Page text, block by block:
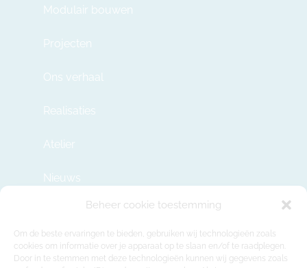
Beheer cookie toestemming
Om de beste ervaringen te bieden, gebruiken wij technologieën zoals
cookies om informatie over je apparaat op te slaan en/of te raadplegen.
Door in te stemmen met deze technologieën kunnen wij gegevens zoals
Modulair bouwen
Projecten
Ons verhaal
Realisaties
Atelier
Nieuws
info@modulehome.be